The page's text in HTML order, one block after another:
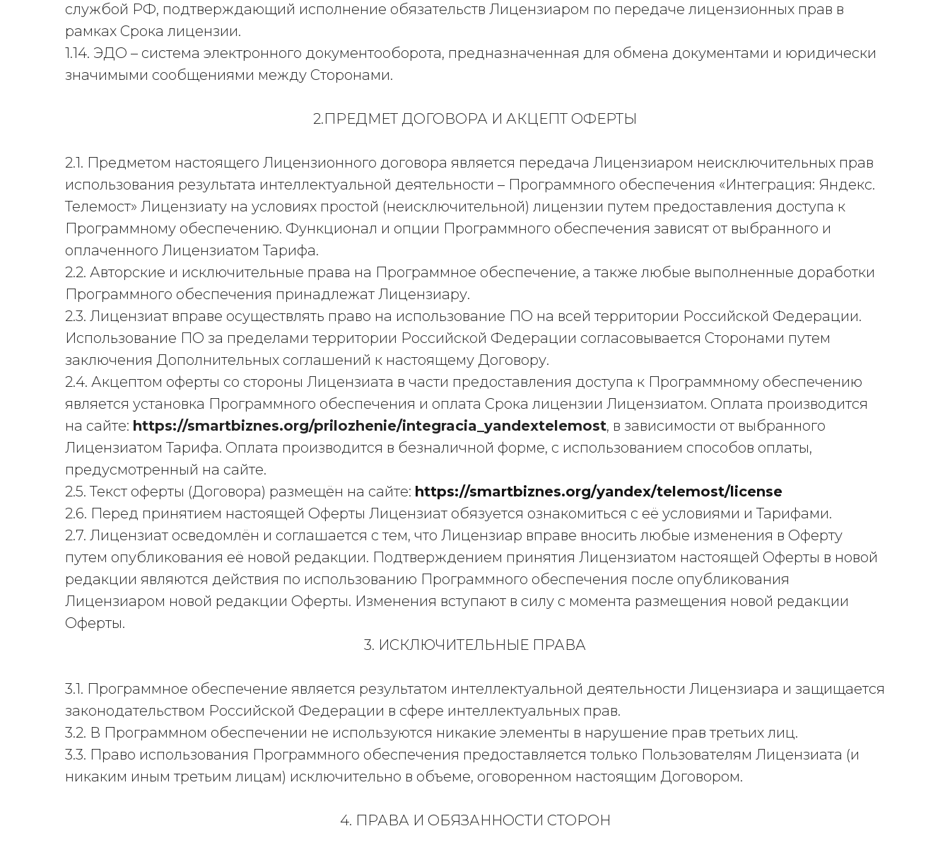
службой РФ, подтверждающий исполнение обязательств Лицензиаром по передаче лицензионных прав в
рамках Срока лицензии.
1.14. ЭДО – система электронного документооборота, предназначенная для обмена документами и юридически
значимыми сообщениями между Сторонами.
2.ПРЕДМЕТ ДОГОВОРА И АКЦЕПТ ОФЕРТЫ
2.1. Предметом настоящего Лицензионного договора является передача Лицензиаром неисключительных прав
использования результата интеллектуальной деятельности – Программного обеспечения «Интеграция: Яндекс.
Телемост» Лицензиату на условиях простой (неисключительной) лицензии путем предоставления доступа к
Программному обеспечению. Функционал и опции Программного обеспечения зависят от выбранного и
оплаченного Лицензиатом Тарифа.
2.2. Авторские и исключительные права на Программное обеспечение, а также любые выполненные доработки
Программного обеспечения принадлежат Лицензиару.
2.3. Лицензиат вправе осуществлять право на использование ПО на всей территории Российской Федерации.
Использование ПО за пределами территории Российской Федерации согласовывается Сторонами путем
заключения Дополнительных соглашений к настоящему Договору.
2.4. Акцептом оферты со стороны Лицензиата в части предоставления доступа к Программному обеспечению
является установка Программного обеспечения и оплата Срока лицензии Лицензиатом. Оплата производится
на сайте: https://smartbiznes.org/prilozhenie/integracia_yandextelemost, в зависимости от выбранного
Лицензиатом Тарифа. Оплата производится в безналичной форме, с использованием способов оплаты,
предусмотренный на сайте.
2.5. Текст оферты (Договора) размещён на сайте: https://smartbiznes.org/yandex/telemost/license
2.6. Перед принятием настоящей Оферты Лицензиат обязуется ознакомиться с её условиями и Тарифами.
2.7. Лицензиат осведомлён и соглашается с тем, что Лицензиар вправе вносить любые изменения в Оферту
путем опубликования её новой редакции. Подтверждением принятия Лицензиатом настоящей Оферты в новой
редакции являются действия по использованию Программного обеспечения после опубликования
Лицензиаром новой редакции Оферты. Изменения вступают в силу с момента размещения новой редакции
Оферты.
3. ИСКЛЮЧИТЕЛЬНЫЕ ПРАВА
3.1. Программное обеспечение является результатом интеллектуальной деятельности Лицензиара и защищается
законодательством Российской Федерации в сфере интеллектуальных прав.
3.2. В Программном обеспечении не используются никакие элементы в нарушение прав третьих лиц.
3.3. Право использования Программного обеспечения предоставляется только Пользователям Лицензиата (и
никаким иным третьим лицам) исключительно в объеме, оговоренном настоящим Договором.
4. ПРАВА И ОБЯЗАННОСТИ СТОРОН